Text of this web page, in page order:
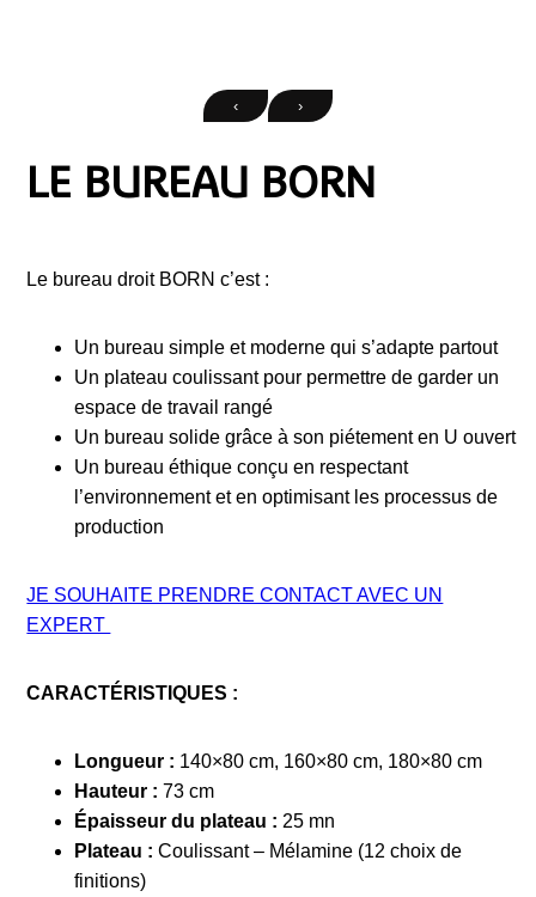
‹ ›
LE BUREAU BORN
Le bureau droit BORN c’est :
Un bureau simple et moderne qui s’adapte partout
Un plateau coulissant pour permettre de garder un
espace de travail rangé
Un bureau solide grâce à son piétement en U ouvert
Un bureau éthique conçu en respectant
l’environnement et en optimisant les processus de
production
JE SOUHAITE PRENDRE CONTACT AVEC UN
EXPERT
CARACTÉRISTIQUES :
Longueur : 140×80 cm, 160×80 cm, 180×80 cm
Hauteur : 73 cm
Épaisseur du plateau : 25 mn
Plateau : Coulissant – Mélamine (12 choix de
finitions)